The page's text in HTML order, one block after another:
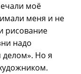
моё
меня и не
рисование
надо
Но я